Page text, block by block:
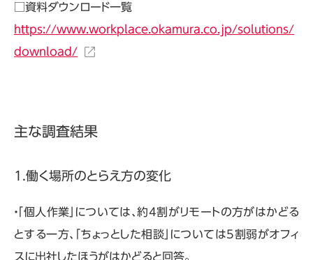
□資料ダウンロード一覧
https://www.workplace.okamura.co.jp/solutions/
download/
主な調査結果
1.働く場所のとらえ方の変化
・「個人作業」については、約4割がリモートの方がはかどる
とする一方、「ちょっとした相談」については5割弱がオフィ
スに出社したほうがはかどると回答。